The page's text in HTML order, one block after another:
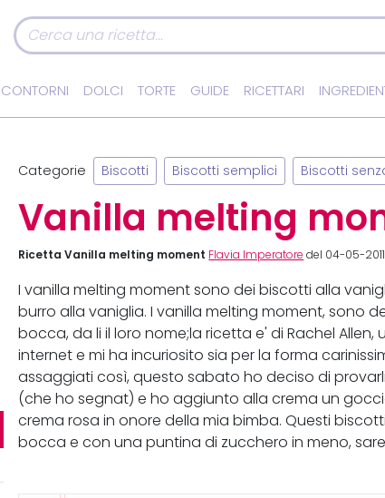
CONTORNI DOLCI TORTE GUIDE RICETTARI
Categorie Biscotti Biscotti semplici Biscotti
Vanilla melting
Ricetta Vanilla melting moment Flavia Imperatore del 04-05-
I vanilla melting moment sono dei biscotti alla
burro alla vaniglia. I vanilla melting moment, sono
bocca, da li il loro nome;la ricetta e' di Rachel
internet e mi ha incuriosito sia per la forma
assaggiati così, questo sabato ho deciso di
(che ho segnat) e ho aggiunto alla crema un
crema rosa in onore della mia bimba. Questi
bocca e con una puntina di zucchero in meno,